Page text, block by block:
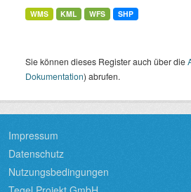
WMS KML WFS SHP
Sie können dieses Register auch über die
Dokumentation) abrufen.
Impressum
Datenschutz
Nutzungsbedingungen